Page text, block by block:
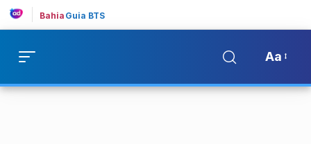
Bahia Guia BTS
Aa